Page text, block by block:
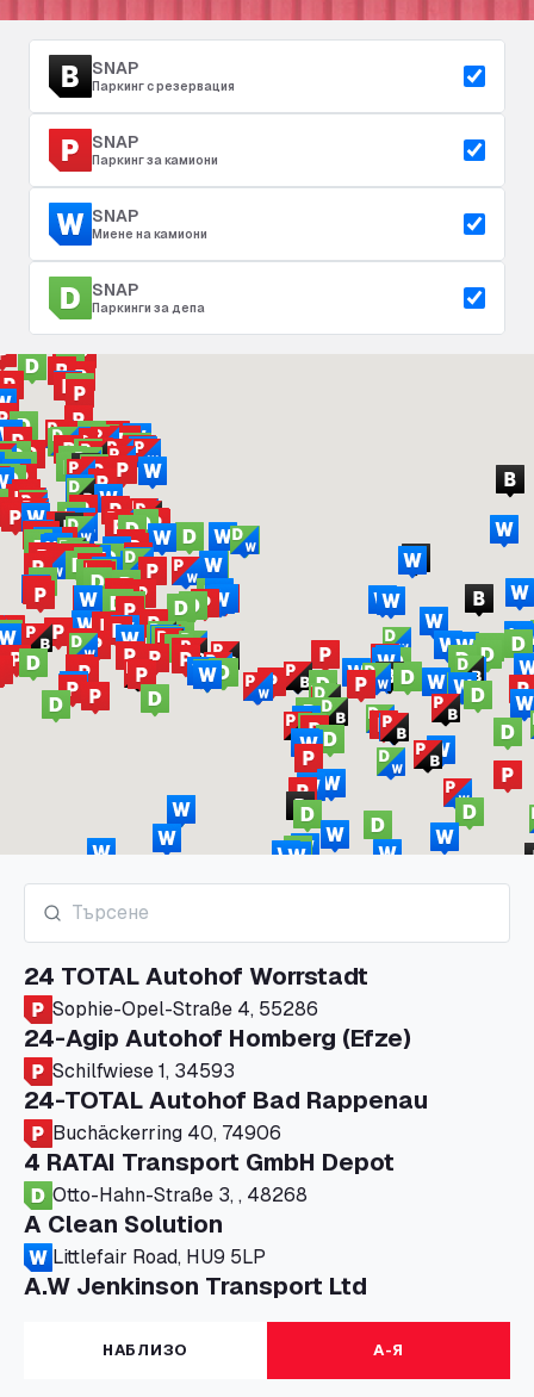
SNAP
Паркинг с резервация
SNAP
Паркинг за камиони
SNAP
Миене на камиони
SNAP
Паркинги за депа
24 TOTAL Autohof Worrstadt
Sophie-Opel-Straße 4, 55286
24-Agip Autohof Homberg (Efze)
Schilfwiese 1, 34593
24-TOTAL Autohof Bad Rappenau
Buchäckerring 40, 74906
4 RATAI Transport GmbH Depot
Otto-Hahn-Straße 3, , 48268
A Clean Solution
Littlefair Road, HU9 5LP
A.W Jenkinson Transport Ltd
Progress House, ME11 5GA
A+G Nettetal - Depot Parking
Am Panneschopp 7, 41334
НАБЛИЗО А-Я